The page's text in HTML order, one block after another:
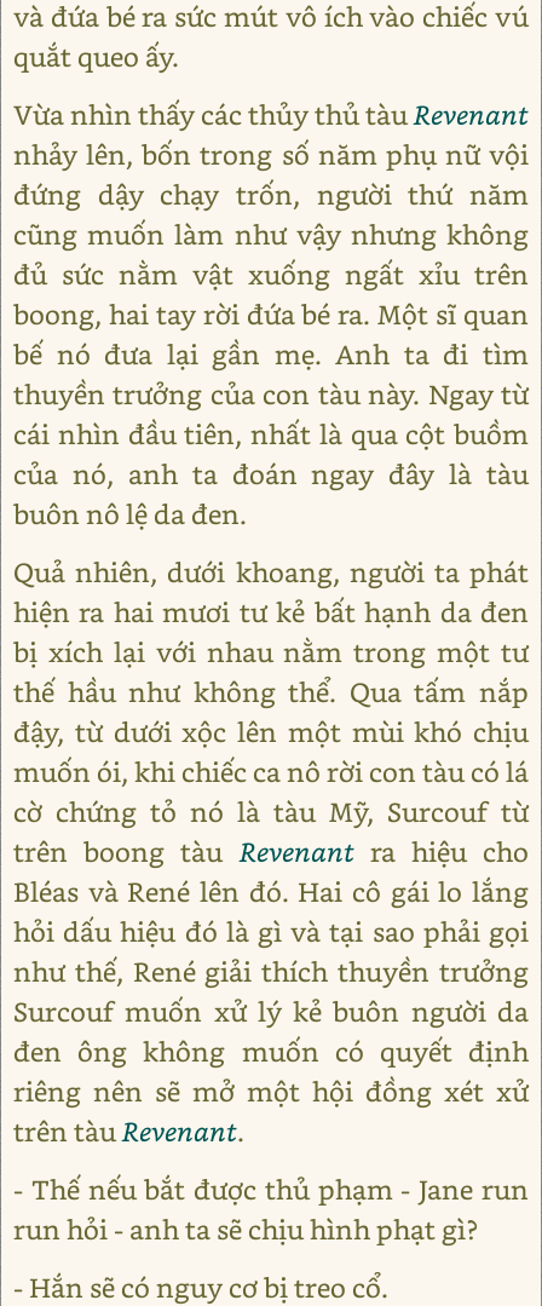
và đứa bé ra sức mút vô ích vào chiếc vú
quắt queo ấy.
Vừa nhìn thấy các thủy thủ tàuRevenant
nhảy lên, bốn trong số năm phụ nữ vội
đứng dậy chạy trốn, người thứ năm
cũng muốn làm như vậy nhưng không
đủ sức nằm vật xuống ngất xỉu trên
boong, hai tay rời đứa bé ra. Một sĩ quan
bế nó đưa lại gần mẹ. Anh ta đi tìm
thuyền trưởng của con tàu này. Ngay từ
cái nhìn đầu tiên, nhất là qua cột buồm
của nó, anh ta đoán ngay đây là tàu
buôn nô lệ da đen.
Quả nhiên, dưới khoang, người ta phát
hiện ra hai mươi tư kẻ bất hạnh da đen
bị xích lại với nhau nằm trong một tư
thế hầu như không thể. Qua tấm nắp
đậy, từ dưới xộc lên một mùi khó chịu
muốn ói, khi chiếc ca nô rời con tàu có lá
cờ chứng tỏ nó là tàu Mỹ, Surcouf từ
trên boong tàuRevenantra hiệu cho
Bléas và René lên đó. Hai cô gái lo lắng
hỏi dấu hiệu đó là gì và tại sao phải gọi
như thế, René giải thích thuyền trưởng
Surcouf muốn xử lý kẻ buôn người da
đen ông không muốn có quyết định
riêng nên sẽ mở một hội đồng xét xử
trên tàuRevenant.
- Thế nếu bắt được thủ phạm - Jane run
run hỏi - anh ta sẽ chịu hình phạt gì?
- Hắn sẽ có nguy cơ bị treo cổ.